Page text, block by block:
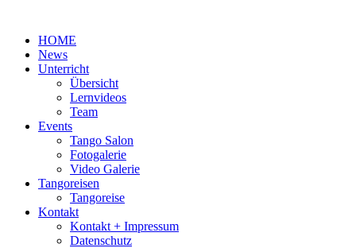
wechselnHOME
News
Unterricht
Übersicht
Lernvideos
Team
Events
Tango Salon
Fotogalerie
Video Galerie
Tangoreisen
Tangoreise
Kontakt
Kontakt + Impressum
Datenschutz